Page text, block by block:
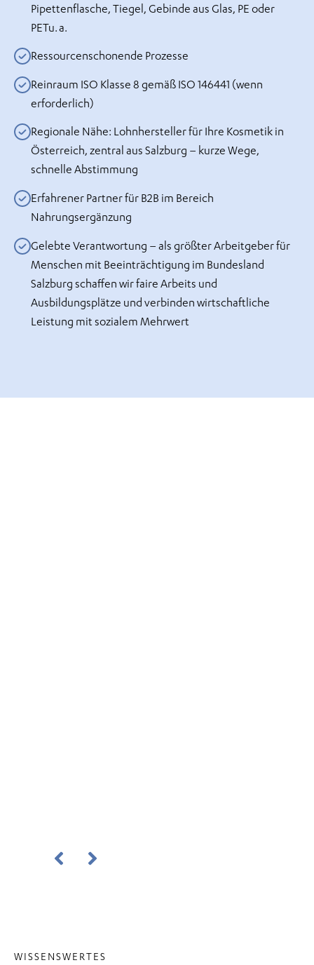
Pipettenflasche, Tiegel, Gebinde aus Glas, PE oder
PETu. a.
Ressourcenschonende Prozesse
Reinraum ISO Klasse 8 gemäß ISO 146441 (wenn
erforderlich)
Regionale Nähe: Lohnhersteller für Ihre Kosmetik in
Österreich, zentral aus Salzburg – kurze Wege,
schnelle Abstimmung
Erfahrener Partner für B2B im Bereich
Nahrungsergänzung
Gelebte Verantwortung – als größter Arbeitgeber für
Menschen mit Beeinträchtigung im Bundesland
Salzburg schaffen wir faire Arbeits und
Ausbildungsplätze und verbinden wirtschaftliche
Leistung mit sozialem Mehrwert
WISSENSWERTES